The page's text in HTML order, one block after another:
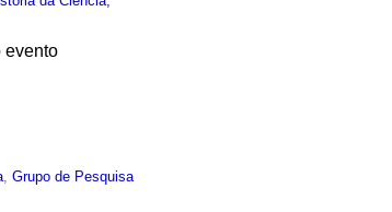
evento
,Grupo de Pesquisa